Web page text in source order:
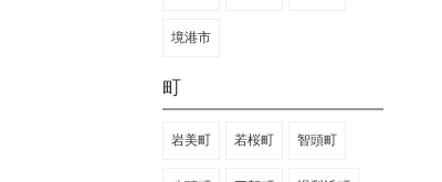
境港市
町
岩美町 若桜町 智頭町